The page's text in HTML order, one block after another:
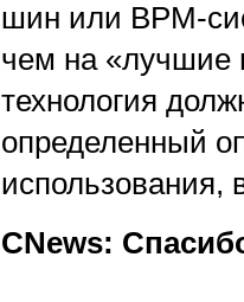
шин или BPM-
чем на «лучшие
технология
определенный
использования,
CNews: